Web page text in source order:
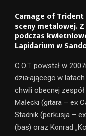
Carnage of
sceny metalowej.
podczas
Lapidarium w
C.O.T. powstał w
działającego w
chwili obecnej zespół
Małecki (gitara – ex
Stadnik (perkusja – ex
(bas) oraz Konrad